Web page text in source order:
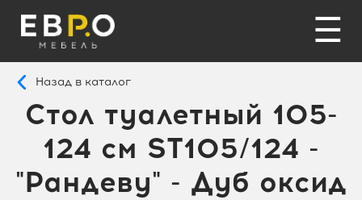
☰
Назад в каталог
Стол туалетный 105-
124 см SТ105/124 -
"Рандеву" - Дуб оксид